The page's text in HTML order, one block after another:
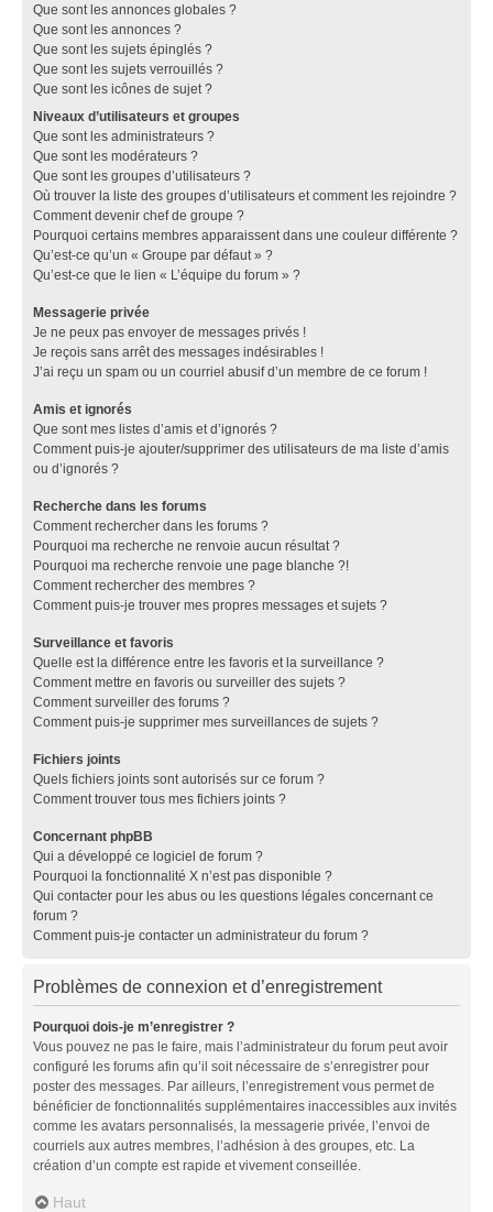
Que sont les annonces globales ?
Que sont les annonces ?
Que sont les sujets épinglés ?
Que sont les sujets verrouillés ?
Que sont les icônes de sujet ?
Niveaux d’utilisateurs et groupes
Que sont les administrateurs ?
Que sont les modérateurs ?
Que sont les groupes d’utilisateurs ?
Où trouver la liste des groupes d’utilisateurs et comment les rejoindre ?
Comment devenir chef de groupe ?
Pourquoi certains membres apparaissent dans une couleur différente ?
Qu’est-ce qu’un « Groupe par défaut » ?
Qu’est-ce que le lien « L’équipe du forum » ?
Messagerie privée
Je ne peux pas envoyer de messages privés !
Je reçois sans arrêt des messages indésirables !
J’ai reçu un spam ou un courriel abusif d’un membre de ce forum !
Amis et ignorés
Que sont mes listes d’amis et d’ignorés ?
Comment puis-je ajouter/supprimer des utilisateurs de ma liste d’amis
ou d’ignorés ?
Recherche dans les forums
Comment rechercher dans les forums ?
Pourquoi ma recherche ne renvoie aucun résultat ?
Pourquoi ma recherche renvoie une page blanche ?!
Comment rechercher des membres ?
Comment puis-je trouver mes propres messages et sujets ?
Surveillance et favoris
Quelle est la différence entre les favoris et la surveillance ?
Comment mettre en favoris ou surveiller des sujets ?
Comment surveiller des forums ?
Comment puis-je supprimer mes surveillances de sujets ?
Fichiers joints
Quels fichiers joints sont autorisés sur ce forum ?
Comment trouver tous mes fichiers joints ?
Concernant phpBB
Qui a développé ce logiciel de forum ?
Pourquoi la fonctionnalité X n’est pas disponible ?
Qui contacter pour les abus ou les questions légales concernant ce
forum ?
Comment puis-je contacter un administrateur du forum ?
Problèmes de connexion et d’enregistrement
Pourquoi dois-je m’enregistrer ?
Vous pouvez ne pas le faire, mais l’administrateur du forum peut avoir
configuré les forums afin qu’il soit nécessaire de s’enregistrer pour
poster des messages. Par ailleurs, l’enregistrement vous permet de
bénéficier de fonctionnalités supplémentaires inaccessibles aux invités
comme les avatars personnalisés, la messagerie privée, l’envoi de
courriels aux autres membres, l’adhésion à des groupes, etc. La
création d’un compte est rapide et vivement conseillée.
Haut